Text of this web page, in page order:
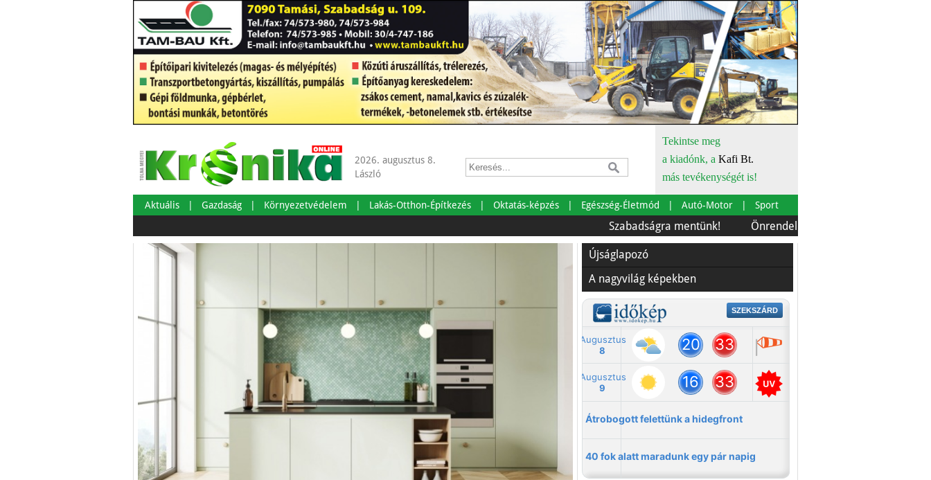
2026. augusztus 8.
László
Tekintse meg
a kiadónk, a Kafi Bt.
más tevékenységét is!
Aktuális Gazdaság Környezetvédelem Lakás-Otthon-Építkezés Oktatás-képzés Egészség-Életmód Autó-Motor Sport
Szabadságra mentünk! Önrendelkezés és szürkebarát
Újságlapozó
A nagyvilág képekben